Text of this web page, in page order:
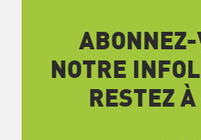
ABONNEZ-
NOTRE
RESTEZ